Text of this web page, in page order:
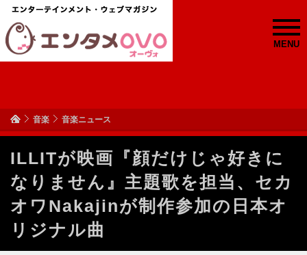
MENU
音楽 音楽ニュース
ILLITが映画『顔だけじゃ好きに
なりません』主題歌を担当、セカ
オワNakajinが制作参加の日本オ
リジナル曲